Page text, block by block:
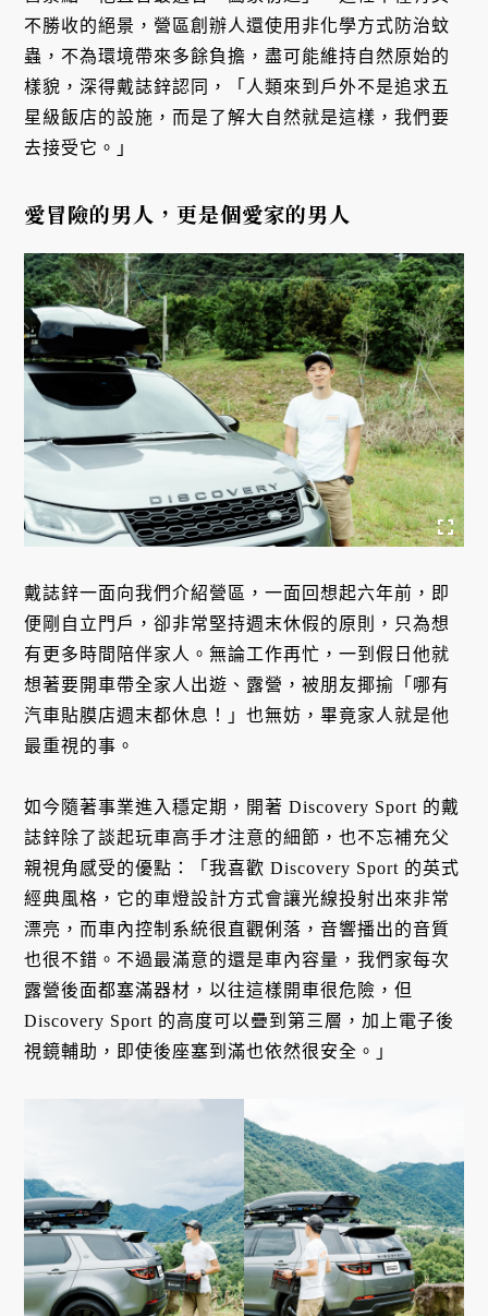
不勝收的絕景，營區創辦人還使用非化學方式防治蚊
蟲，不為環境帶來多餘負擔，盡可能維持自然原始的
樣貌，深得戴誌鋅認同，「人類來到戶外不是追求五
星級飯店的設施，而是了解大自然就是這樣，我們要
去接受它。」
愛冒險的男人，更是個愛家的男人
戴誌鋅一面向我們介紹營區，一面回想起六年前，即
便剛自立門戶，卻非常堅持週末休假的原則，只為想
有更多時間陪伴家人。無論工作再忙，一到假日他就
想著要開車帶全家人出遊、露營，被朋友揶揄「哪有
汽車貼膜店週末都休息！」也無妨，畢竟家人就是他
最重視的事。
如今隨著事業進入穩定期，開著 Discovery Sport 的戴
誌鋅除了談起玩車高手才注意的細節，也不忘補充父
親視角感受的優點：「我喜歡 Discovery Sport 的英式
經典風格，它的車燈設計方式會讓光線投射出來非常
漂亮，而車內控制系統很直觀俐落，音響播出的音質
也很不錯。不過最滿意的還是車內容量，我們家每次
露營後面都塞滿器材，以往這樣開車很危險，但
Discovery Sport 的高度可以疊到第三層，加上電子後
視鏡輔助，即使後座塞到滿也依然很安全。」